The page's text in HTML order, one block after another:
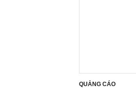
QUẢNG CÁO